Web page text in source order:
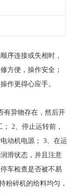
序连接或失相时，
方便，操作安全；
作更得心应手。
有异物存在，然后开
2、停止运转前，
动机电源； 3、在运
滑状态，并且注意
车检查是否被不易
粉碎机的给料均匀，